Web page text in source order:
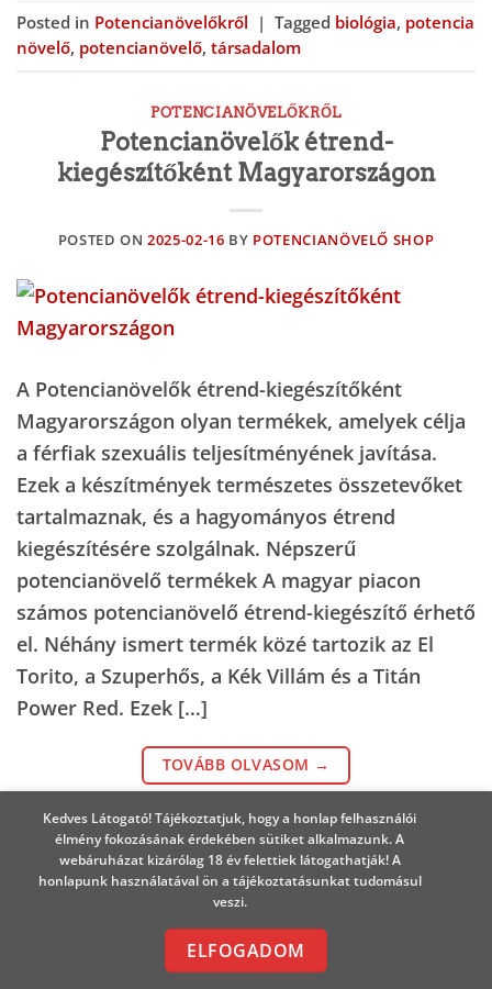
Posted in Potencianövelőkről | Tagged biológia, potencia
növelő, potencianövelő, társadalom
POTENCIANÖVELŐKRŐL
Potencianövelők étrend-
kiegészítőként Magyarországon
POSTED ON2025-02-16 BY POTENCIANÖVELŐ SHOP
A Potencianövelők étrend-kiegészítőként
Magyarországon olyan termékek, amelyek célja
a férfiak szexuális teljesítményének javítása.
Ezek a készítmények természetes összetevőket
tartalmaznak, és a hagyományos étrend
kiegészítésére szolgálnak. Népszerű
potencianövelő termékek A magyar piacon
számos potencianövelő étrend-kiegészítő érhető
el. Néhány ismert termék közé tartozik az El
Torito, a Szuperhős, a Kék Villám és a Titán
Power Red. Ezek […]
TOVÁBB OLVASOM →
Posted inPotencianövelőkről | Taggedpotencianövelő
Tornado potencianövelő
Kedves Látogató! Tájékoztatjuk, hogy a honlap felhasználói
élmény fokozásának érdekében sütiket alkalmazunk. A
webáruházat kizárólag 18 év felettiek látogathatják! A
honlapunk használatával ön a tájékoztatásunkat tudomásul
veszi.
ELFOGADOM